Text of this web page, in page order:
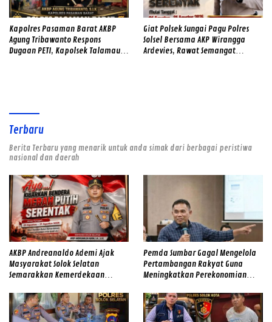
Kapolres Pasaman Barat AKBP
Agung Tribawanto Respons
Dugaan PETI, Kapolsek Talamau
Giat Polsek Sungai Pagu Polres
Solsel Bersama AKP Wirangga
Ardevies, Rawat Semangat
Terbaru
Berita Terbaru yang menarik untuk anda simak dari berbagai peristiwa
nasional dan daerah
AKBP Andreanaldo Ademi Ajak
Masyarakat Solok Selatan
Semarakkan Kemerdekaan
Pemda Sumbar Gagal Mengelola
Pertambangan Rakyat Guna
Meningkatkan Perekonomian